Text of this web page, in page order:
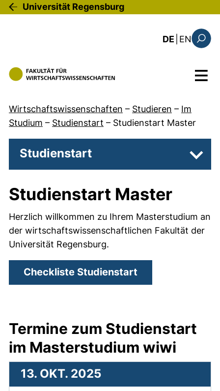
Direkt zum Inhalt
Universität Regensburg
DE EN: this
Menü
Wirtschaftswissenschaften – Studieren – Im
Studium – Studienstart – Studienstart Master
Studienstart
Studienstart Master
Herzlich willkommen zu Ihrem Masterstudium an
der wirtschaftswissenschaftlichen Fakultät der
Universität Regensburg.
Checkliste Studienstart
Termine zum Studienstart
im Masterstudium wiwi
13. OKT. 2025